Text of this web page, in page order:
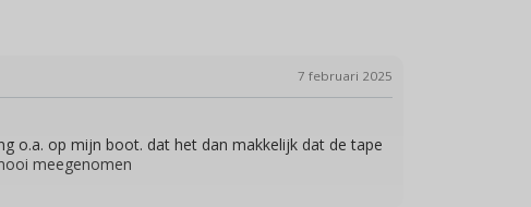
7 februari 2025
o.a. op mijn boot. dat het dan makkelijk dat de tape
meegenomen